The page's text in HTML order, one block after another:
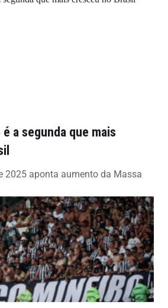
a segunda que mais
2025 aponta aumento da Massa